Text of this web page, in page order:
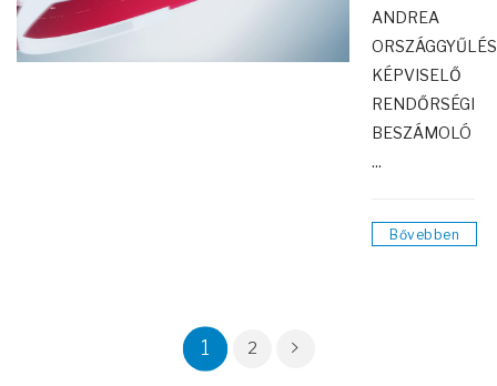
ANDREA
KÉPVISELŐ
RENDŐRSÉGI
BESZÁMOLÓ
...
Bővebben
1 2